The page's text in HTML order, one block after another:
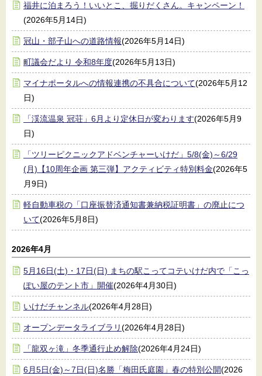
福井に泊まろう！いいとこ、掘りだくさん。キャンペーン！
(2026年5月14日)
冠山・部子山への道路情報(2026年5月14日)
町議会だより 令和8年度(2026年5月13日)
マイナポータルへの情報連携の不具合について(2026年5月12
日)
「渓流温泉 冠荘」6月より定休日が変わります(2026年5月9
日)
「ツリーピクニックアドベンチャーいけだ」5/8(金)～6/29
(月)【10周年企画 第三弾】アクティビティ特別料金(2026年5
月9日)
軽自動車税の「口座振替済通知書兼納税証明書」の廃止につ
いて(2026年5月8日)
2026年4月
5月16日(土)・17日(日) まちの駅こってコテいけだ内で「こっ
ぽい屋のテント市」開催(2026年4月30日)
いけだチャンネル(2026年4月28日)
オープンデータライブラリ(2026年4月28日)
「龍双ヶ滝」冬季通行止め解除(2026年4月24日)
6月5日(金)～7日(日)名勝「梅田氏庭園」春の特別公開(2026